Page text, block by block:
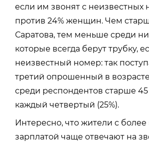
если им звонят с неизвестных
против 24% женщин. Чем
Саратова, тем меньше среди
которые всегда берут трубку,
неизвестный номер: так
третий опрошенный в возрасте
среди респондентов старше
каждый четвертый (25%).
Интересно, что жители с
зарплатой чаще отвечают на